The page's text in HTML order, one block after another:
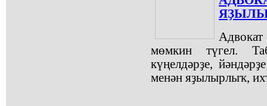
мөмкин түгел.
күңелдәрҙе,
менән яҙылырлыҡ,